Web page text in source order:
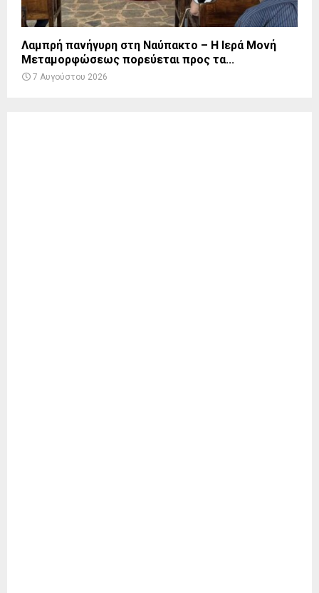
Λαμπρή πανήγυρη στη Ναύπακτο – Η Ιερά Μονή
Μεταμορφώσεως πορεύεται προς τα...
7 Αυγούστου 2026